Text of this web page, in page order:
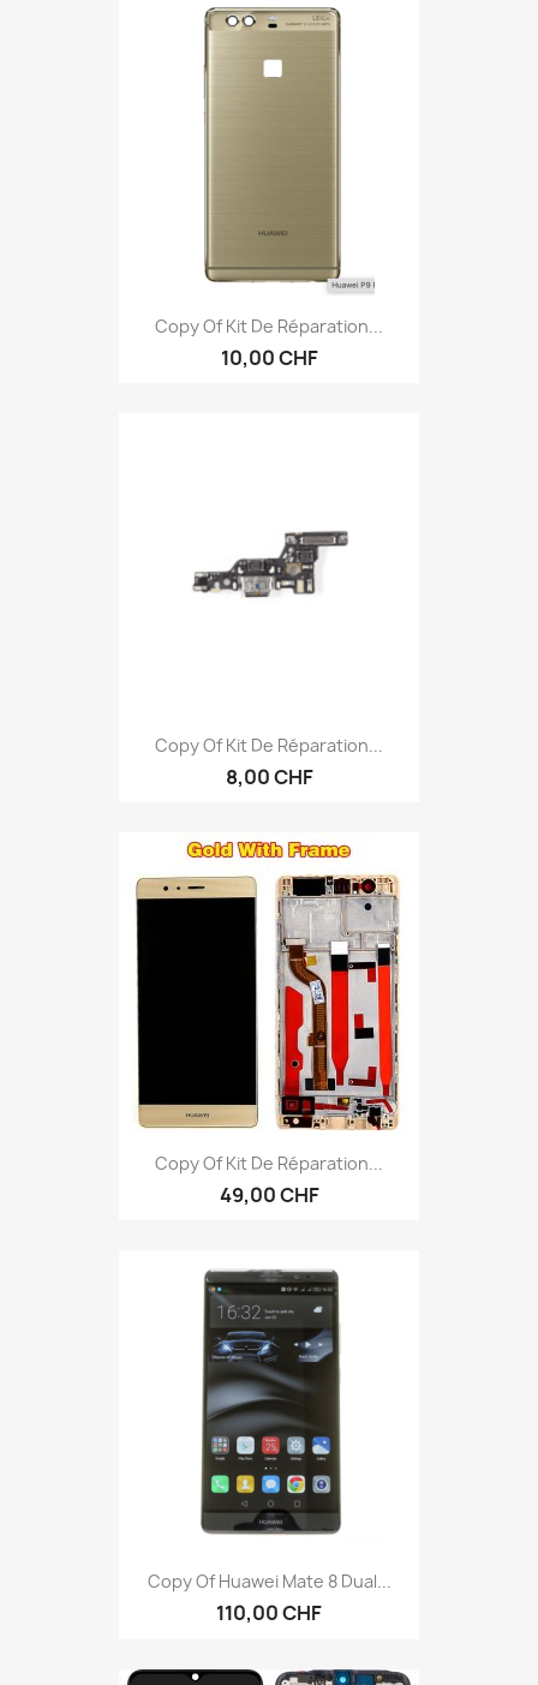
Copy Of Kit De Réparation...
10,00 CHF
Copy Of Kit De Réparation...
8,00 CHF
Copy Of Kit De Réparation...
49,00 CHF
Copy Of Huawei Mate 8 Dual...
110,00 CHF